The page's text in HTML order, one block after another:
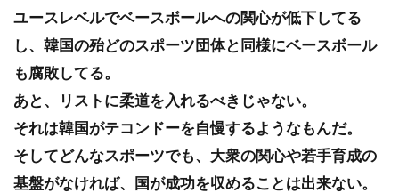
ユースレベルでベースボールへの関心が低下してる
し、韓国の殆どのスポーツ団体と同様にベースボール
も腐敗してる。
あと、リストに柔道を入れるべきじゃない。
それは韓国がテコンドーを自慢するようなもんだ。
そしてどんなスポーツでも、大衆の関心や若手育成の
基盤がなければ、国が成功を収めることは出来ない。